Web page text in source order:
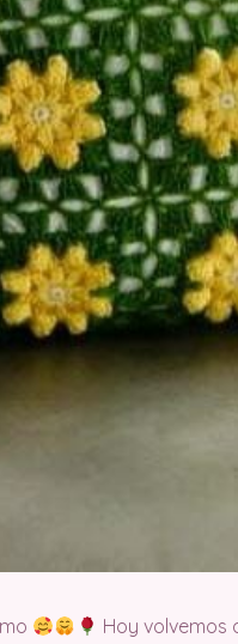
Hoy volvemos